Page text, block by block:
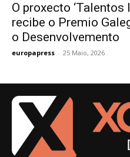
O proxecto ‘Talentos
recibe o Premio
o Desenvolvemento
europapress - 25 Maio, 2026